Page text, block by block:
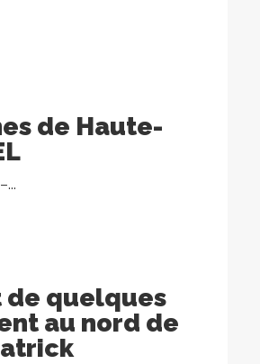
de Haute-
de quelques
au nord de